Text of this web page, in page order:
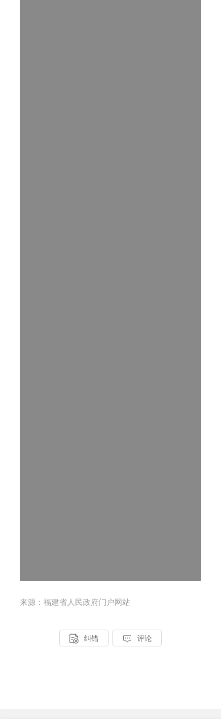
来源：福建省人民政府门户网站
 纠错  评论